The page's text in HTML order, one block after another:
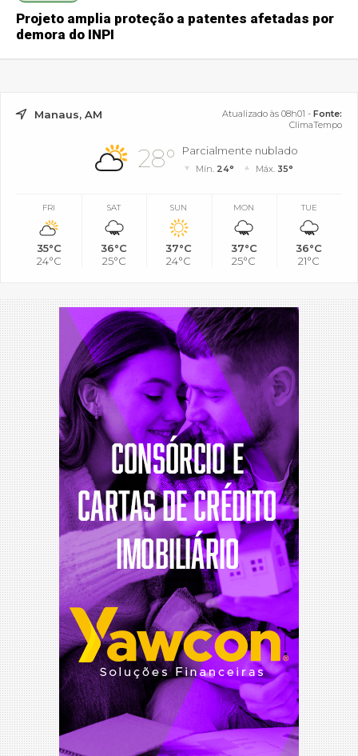
Projeto amplia proteção a patentes afetadas por
demora do INPI
Manaus, AM Atualizado às 08h01 - Fonte:
ClimaTempo
28° Parcialmente nublado
Mín. 24° Máx. 35°
FRI
35°C
24°C
SAT
36°C
25°C
SUN
37°C
24°C
MON
37°C
25°C
TUE
36°C
21°C